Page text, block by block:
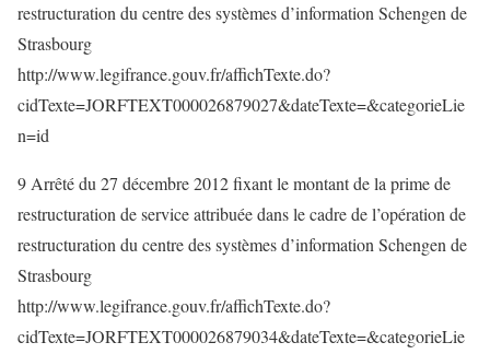
restructuration du centre des systèmes d’information Schengen de
Strasbourg
http://www.legifrance.gouv.fr/affichTexte.do?
cidTexte=JORFTEXT000026879027&dateTexte=&categorieLie
n=id
9 Arrêté du 27 décembre 2012 fixant le montant de la prime de
restructuration de service attribuée dans le cadre de l’opération de
restructuration du centre des systèmes d’information Schengen de
Strasbourg
http://www.legifrance.gouv.fr/affichTexte.do?
cidTexte=JORFTEXT000026879034&dateTexte=&categorieLie